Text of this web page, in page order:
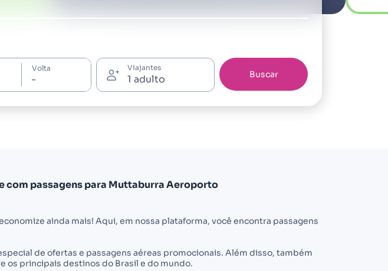
Volta Viajantes
Buscar
com passagens para Muttaburra Aeroporto
ainda mais! Aqui, em nossa plataforma, você encontra passagens
de ofertas e passagens aéreas promocionais. Além disso, também
os principais destinos do Brasil e do mundo.